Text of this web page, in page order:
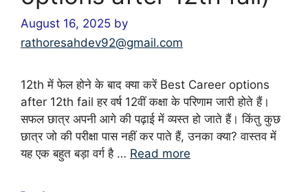
August 16, 2025 by
rathoresahdev92@gmail.com
12th में फेल होने के बाद क्या करें Best Career options
after 12th fail हर वर्ष 12वीं कक्षा के परिणाम जारी होते हैं।
सफल छात्र अपनी आगे की पढ़ाई में व्यस्त हो जाते हैं। किंतु कुछ
छात्र जो की परीक्षा पास नहीं कर पाते हैं, उनका क्या? वास्तव में
यह एक बहुत बड़ा वर्ग है … Read more